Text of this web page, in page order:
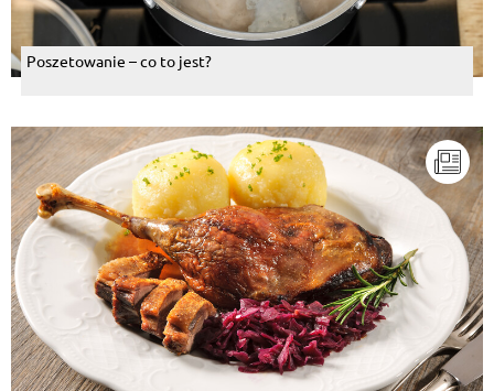
Poszetowanie – co to jest?